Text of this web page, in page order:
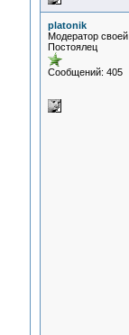
platonik
Модератор
Постоялец
Сообщений: 405